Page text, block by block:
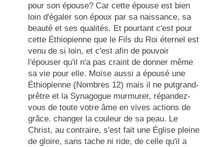
pour son épouse? Car cette épouse est bien
loin d'égaler son époux par sa naissance, sa
beauté et ses qualités. Et pourtant c'est pour
cette Éthiopienne que le Fils du Roi éternel est
venu de si loin, et c'est afin de pouvoir
l'épouser qu'il n'a pas craint de donner même
sa vie pour elle. Moïse aussi a épousé une
Éthiopienne (Nombres 12) mais il ne putgrand-
prêtre et la Synagogue murmurer, répandez-
vous de toute votre âme en vives actions de
grâce. changer la couleur de sa peau. Le
Christ, au contraire, s'est fait une Église pleine
de gloire, sans tache ni ride, de celle qu'il a